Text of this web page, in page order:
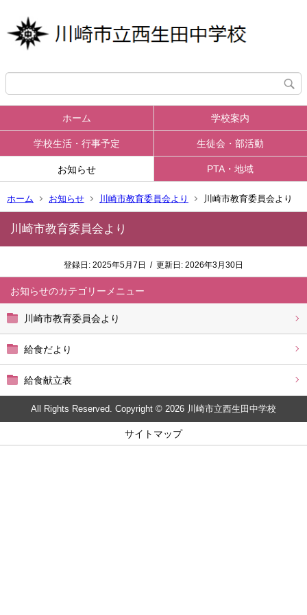
ホーム 学校案内
学校生活・行事予定 生徒会・部活動
お知らせ PTA・地域
ホーム お知らせ 川崎市教育委員会より 川崎市教育委員会より
お知らせ
川崎市教育委員会より
給食だより
給食献立表
川崎市教育委員会より
登録日: 2025年5月7日 / 更新日: 2026年3月30日
All Rights Reserved. Copyright © 2026 川崎市立西生田中学校
サイトマップ